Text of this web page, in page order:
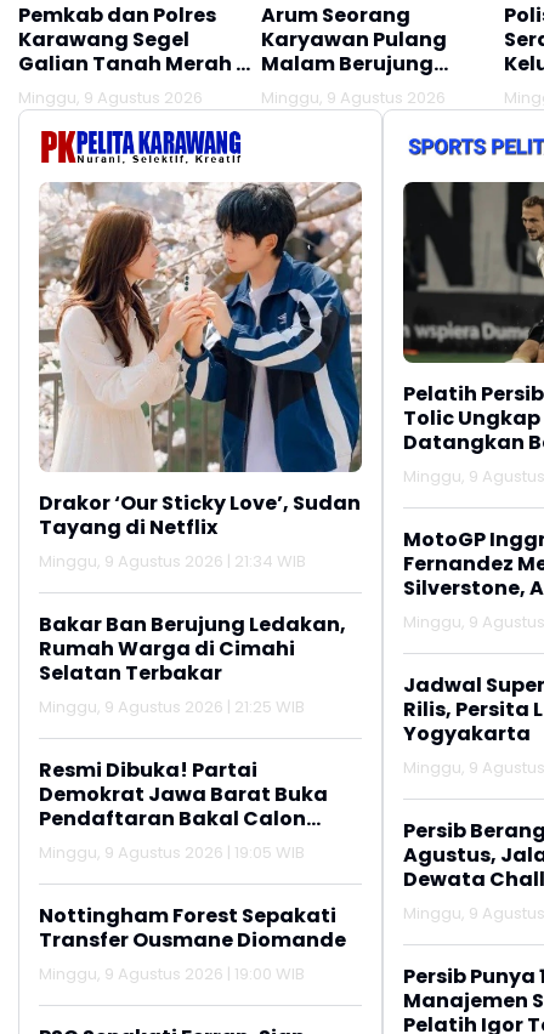
Pemkab dan Polres
Karawang Segel
Galian Tanah Merah di
Desa Citarik
Tirtamulya, Akses
Lokasi Ditutup!!!
Minggu, 9 Agustus 2026
Arum Seorang
Karyawan Pulang
Malam Berujung
Dijajap Balik Polisi,
Begini Kisahnya
Minggu, 9 Agustus 2026
Drakor ‘Our Sticky Love’, Sudan
Tayang di Netflix
Minggu, 9 Agustus 2026 | 21:34 WIB
Bakar Ban Berujung Ledakan,
Rumah Warga di Cimahi
Selatan Terbakar
Minggu, 9 Agustus 2026 | 21:25 WIB
Resmi Dibuka! Partai
Demokrat Jawa Barat Buka
Pendaftaran Bakal Calon
Ketua DPD
Minggu, 9 Agustus 2026 | 19:05 WIB
Nottingham Forest Sepakati
Transfer Ousmane Diomande
Minggu, 9 Agustus 2026 | 19:00 WIB
Pelatih
Tolic
Datangkan
Minggu, 9 Agustus
MotoGP
Fernandez
Silverstone,
Podium
Minggu, 9
Jadwal
Rilis, Persita
Yogyakarta
Minggu, 9 Agustus
Persib
Agustus,
Dewata
Minggu, 9 Agustus
Persib Punya
Manajemen
Pelatih Igor